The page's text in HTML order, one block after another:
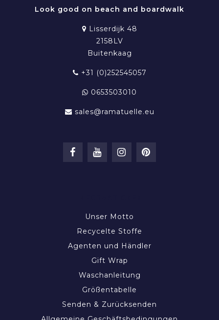
Look good on beach and boardwalk
Lisserdijk 48
2158LV
Buitenkaag
+31 (0)252545057
0653503010
sales@ramatuelle.eu
Unser Motto
Recycelte Stoffe
Agenten und Händler
Gift Wrap
Waschanleitung
Größentabelle
Senden & Zurücksenden